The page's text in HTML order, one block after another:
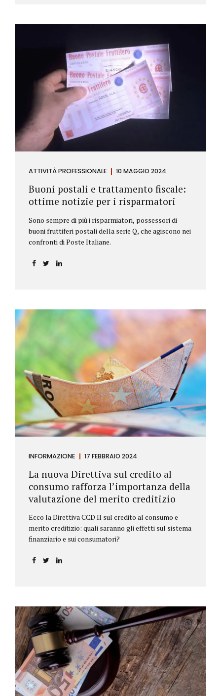
ATTIVITÀ PROFESSIONALE 10 MAGGIO 2024
Buoni postali e trattamento fiscale:
ottime notizie per i risparmatori
Sono sempre di più i risparmiatori, possessori di
buoni fruttiferi postali della serie Q, che agiscono nei
confronti di Poste Italiane.
INFORMAZIONE 17 FEBBRAIO 2024
La nuova Direttiva sul credito al
consumo rafforza l’importanza della
valutazione del merito creditizio
Ecco la Direttiva CCD II sul credito al consumo e
merito creditizio: quali saranno gli effetti sul sistema
finanziario e sui consumatori?